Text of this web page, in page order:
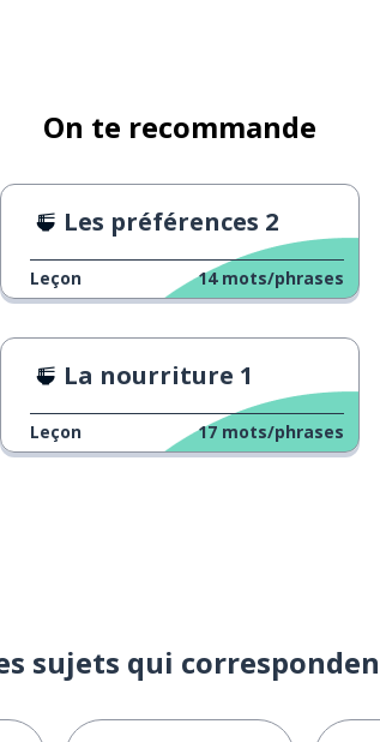
On te recommande
Les préférences 2
Leçon 14 mots/phrases
La nourriture 1
Leçon 17 mots/phrases
sujets qui